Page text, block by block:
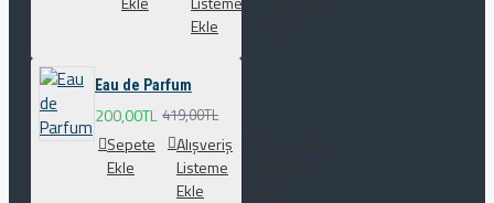
Ekle
Eau de Parfum
200,00TL 419,00TL
Sepete
Ekle
Alışveriş
Listeme
Ekle